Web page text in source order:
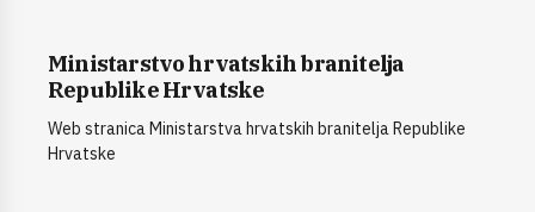
Ministarstvo hrvatskih branitelja
Republike Hrvatske
Web stranica Ministarstva hrvatskih branitelja Republike
Hrvatske